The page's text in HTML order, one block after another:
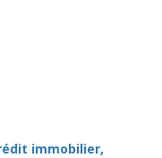
immobilier,